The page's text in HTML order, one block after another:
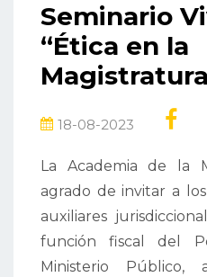
Seminario
“Ética en la
18-08-2023
La Academia de la
agrado de invitar a
auxiliares
función fiscal del
Ministerio